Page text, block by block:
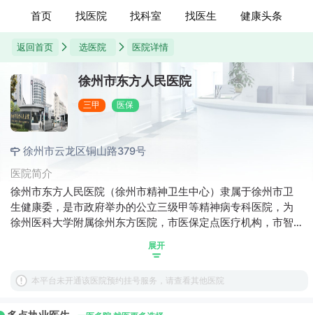
首页 找医院 找科室 找医生 健康头条
返回首页 选医院 医院详情
徐州市东方人民医院
三甲 医保
徐州市云龙区铜山路379号
医院简介
徐州市东方人民医院（徐州市精神卫生中心）隶属于徐州市卫
生健康委，是市政府举办的公立三级甲等精神病专科医院，为
徐州医科大学附属徐州东方医院，市医保定点医疗机构，市智
市严重精神障碍管理与治疗技术指导单位，是徐州市肇事肇祸
单位，承担着徐州市及周边地区精神疾病的医、教、研、防任
展开
本平台未开通该医院预约挂号服务，请查看其他医院